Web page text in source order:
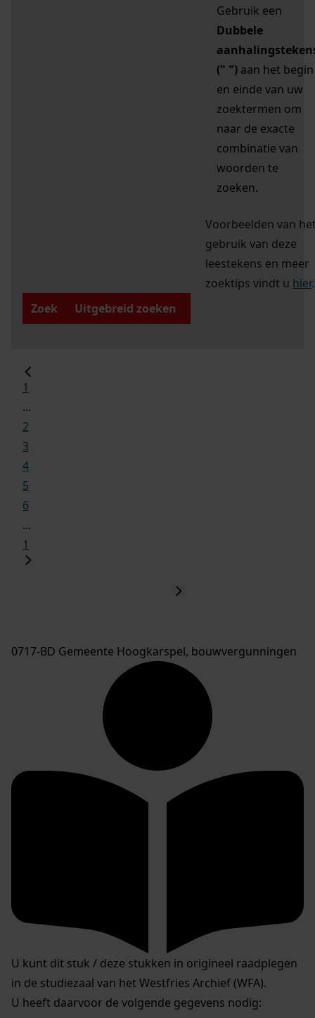
Gebruik een
Dubbele
(" ") aan het begin
en einde van uw
zoektermen om
naar de exacte
combinatie van
woorden te
zoeken.
Voorbeelden van
gebruik van deze
leestekens en meer
zoektips vindt u hier.
Zoek
Uitgebreid zoeken
1
...
2
3
4
5
6
...
1
0717-BD Gemeente Hoogkarspel, bouwvergunningen
U kunt dit stuk / deze stukken in origineel raadplegen
in de studiezaal van het Westfries Archief (WFA).
U heeft daarvoor de volgende gegevens nodig: